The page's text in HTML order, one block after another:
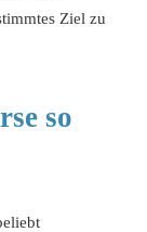
Ziel zu
so